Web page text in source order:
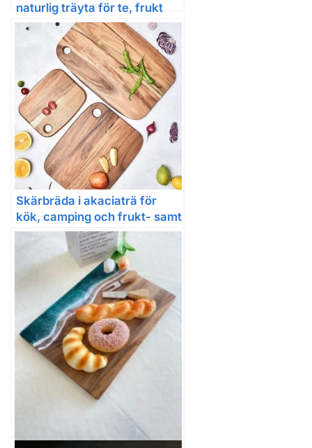
naturlig träyta för te, frukt
och servering
Skärbräda i akaciaträ för
kök, camping och frukt- samt
grönsaksskärning